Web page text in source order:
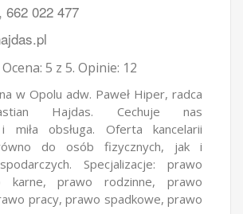
, 662 022 477
Ocena: 5 z 5. Opinie: 12
w Opolu adw. Paweł Hiper, radca
Hajdas. Cechuje nas
miła obsługa. Oferta kancelarii
do osób fizycznych, jak i
Specjalizacje: prawo
karne, prawo rodzinne, prawo
pracy, prawo spadkowe, prawo